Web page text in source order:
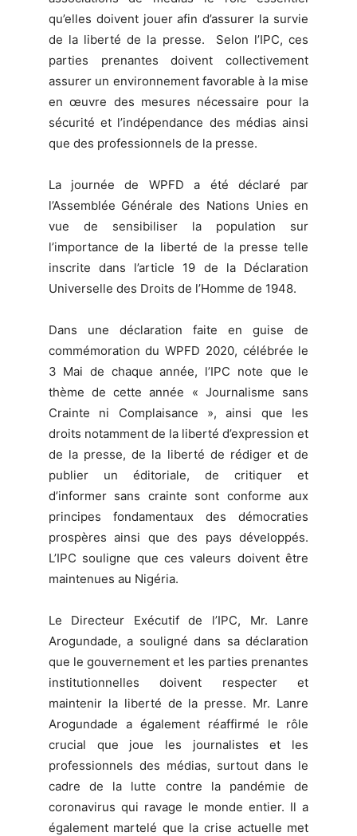
qu’elles doivent jouer afin d’assurer la survie
de la liberté de la presse. Selon l’IPC, ces
parties prenantes doivent collectivement
assurer un environnement favorable à la mise
en œuvre des mesures nécessaire pour la
sécurité et l’indépendance des médias ainsi
que des professionnels de la presse.
La journée de WPFD a été déclaré par
l’Assemblée Générale des Nations Unies en
vue de sensibiliser la population sur
l’importance de la liberté de la presse telle
inscrite dans l’article 19 de la Déclaration
Universelle des Droits de l’Homme de 1948.
Dans une déclaration faite en guise de
commémoration du WPFD 2020, célébrée le
3 Mai de chaque année, l’IPC note que le
thème de cette année « Journalisme sans
Crainte ni Complaisance », ainsi que les
droits notamment de la liberté d’expression et
de la presse, de la liberté de rédiger et de
publier un éditoriale, de critiquer et
d’informer sans crainte sont conforme aux
principes fondamentaux des démocraties
prospères ainsi que des pays développés.
L’IPC souligne que ces valeurs doivent être
maintenues au Nigéria.
Le Directeur Exécutif de l’IPC, Mr. Lanre
Arogundade, a souligné dans sa déclaration
que le gouvernement et les parties prenantes
institutionnelles doivent respecter et
maintenir la liberté de la presse. Mr. Lanre
Arogundade a également réaffirmé le rôle
crucial que joue les journalistes et les
professionnels des médias, surtout dans le
cadre de la lutte contre la pandémie de
coronavirus qui ravage le monde entier. Il a
également martelé que la crise actuelle met